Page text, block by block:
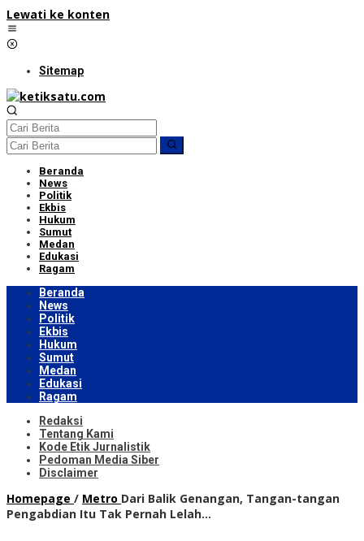
Lewati ke konten
Sitemap
Beranda
News
Politik
Ekbis
Hukum
Sumut
Medan
Edukasi
Ragam
Beranda
News
Politik
Ekbis
Hukum
Sumut
Medan
Edukasi
Ragam
Redaksi
Tentang Kami
Kode Etik Jurnalistik
Pedoman Media Siber
Disclaimer
Homepage / Metro Dari Balik Genangan, Tangan-tangan
Pengabdian Itu Tak Pernah Lelah...